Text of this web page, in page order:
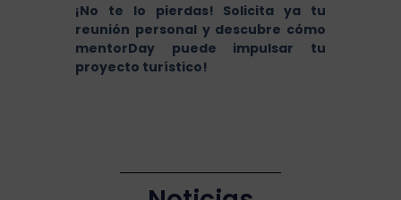
¡No te lo pierdas! Solicita ya tu
reunión personal y descubre cómo
mentorDay puede impulsar tu
proyecto turístico!